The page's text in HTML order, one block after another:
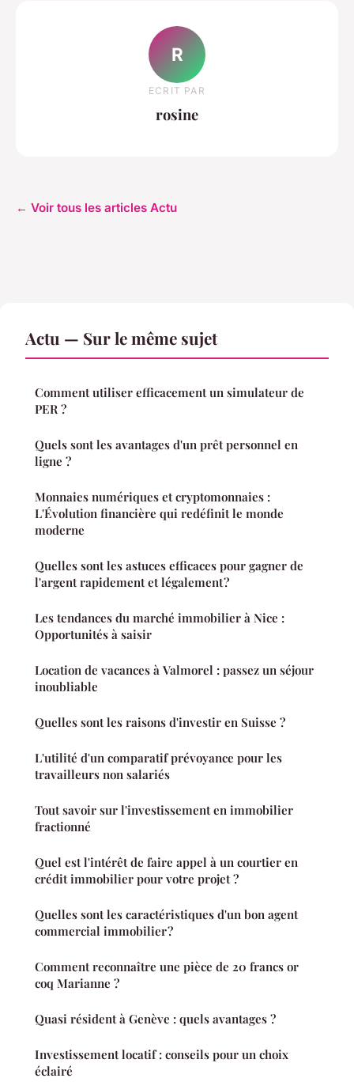
R
ECRIT PAR
rosine
← Voir tous les articles Actu
Actu — Sur le même sujet
Comment utiliser efficacement un simulateur de
PER ?
Quels sont les avantages d'un prêt personnel en
ligne ?
Monnaies numériques et cryptomonnaies :
L'Évolution financière qui redéfinit le monde
moderne
Quelles sont les astuces efficaces pour gagner de
l'argent rapidement et légalement ?
Les tendances du marché immobilier à Nice :
Opportunités à saisir
Location de vacances à Valmorel : passez un séjour
inoubliable
Quelles sont les raisons d'investir en Suisse ?
L'utilité d'un comparatif prévoyance pour les
travailleurs non salariés
Tout savoir sur l'investissement en immobilier
fractionné
Quel est l'intérêt de faire appel à un courtier en
crédit immobilier pour votre projet ?
Quelles sont les caractéristiques d'un bon agent
commercial immobilier ?
Comment reconnaître une pièce de 20 francs or
coq Marianne ?
Quasi résident à Genève : quels avantages ?
Investissement locatif : conseils pour un choix
éclairé